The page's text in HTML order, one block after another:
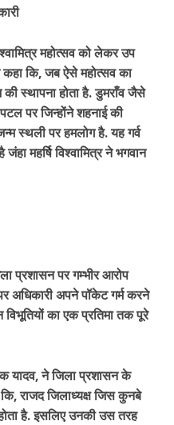
महोत्सव को लेकर उप
कि, जब ऐसे महोत्सव का
स्थापना होता है. डुमराँव जैसे
पर जिन्होंने शहनाई की
स्थली पर हमलोग है. यह गर्व
महर्षि विश्वामित्र ने भगवान
प्रशासन पर गम्भीर आरोप
अधिकारी अपने पॉकेट गर्म करने
का एक प्रतिमा तक पूरे
यादव, ने जिला प्रशासन के
राजद जिलाध्यक्ष जिस कुनबे
है. इसलिए उनकी उस तरह